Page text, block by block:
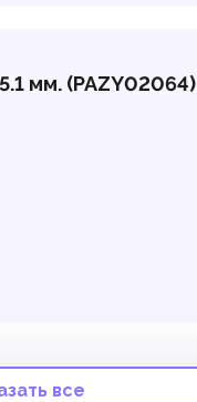
мм. (PAZY02064)
все